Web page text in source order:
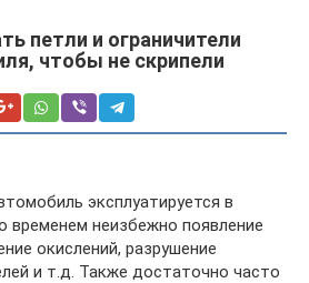
петли и ограничители
чтобы не скрипели
эксплуатируется в
временем неизбежно появление
окислений, разрушение
и т.д. Также достаточно часто